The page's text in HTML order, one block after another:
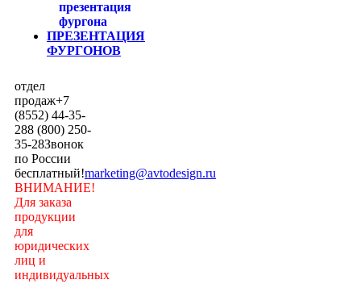
ПРЕЗЕНТАЦИЯ
ФУРГОНОВ
отдел
продаж+7
(8552) 44-35-
288 (800) 250-
35-28Звонок
по России
бесплатный!marketing@avtodesign.ru
ВНИМАНИЕ!
Для заказа
продукции
для
юридических
лиц и
индивидуальных